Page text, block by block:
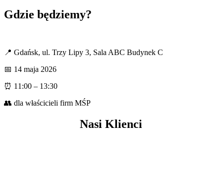
Gdzie będziemy?
📍 Gdańsk, ul. Trzy Lipy 3, Sala ABC Budynek C
📅 14 maja 2026
⏰ 11:00 – 13:30
👥 dla właścicieli firm MŚP
Nasi Klienci